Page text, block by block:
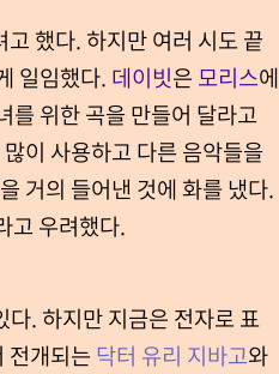
했다. 하지만 여러 시도 끝
일임했다. 데이빗은 모리스에
를 위한 곡을 만들어 달라고
이 사용하고 다른 음악들을
거의 들어낸 것에 화를 냈다.
고 우려했다.
다. 하지만 지금은 전자로 표
전개되는 닥터 유리 지바고와